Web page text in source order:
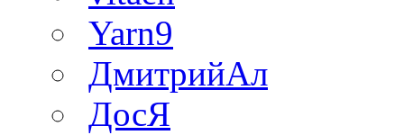
Yarn9
ДмитрийАл
ДосЯ